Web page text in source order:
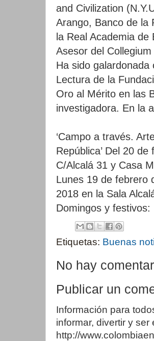
and Civilization
Arango, Banco de la
la Real Academia
Asesor del
Ha sido
Lectura de la
Oro al Mérito en las
investigadora. En la
‘Campo a través.
República’ Del 20
C/Alcalá 31 y Casa
Lunes 19 de febrero
2018 en la Sala
Domingos y
Etiquetas: Buenas
No hay
Publicar un
Información para
informar, divertir y
http://